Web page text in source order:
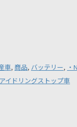
車, 商品, バッテリー, ・
イドリングストップ車